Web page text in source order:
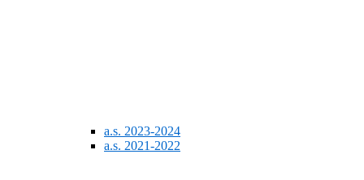
a.s. 2023-2024
a.s. 2021-2022